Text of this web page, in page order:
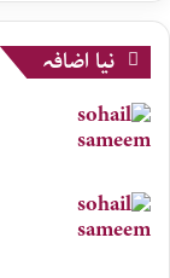
نیا اضافہ